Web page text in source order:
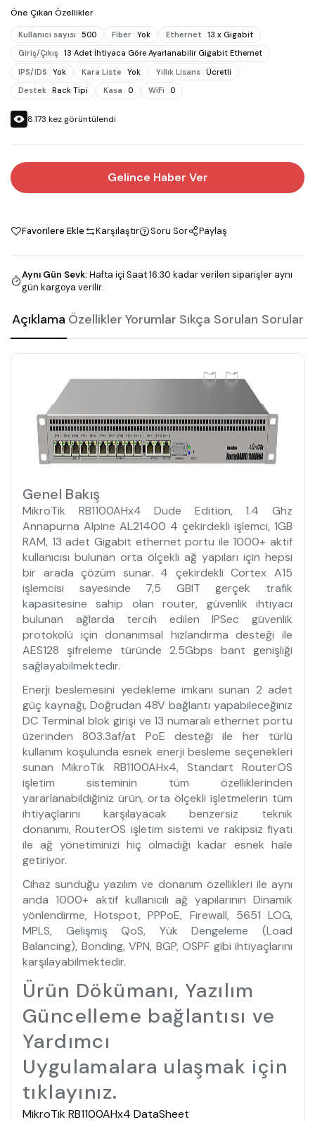
Öne Çıkan Özellikler
Kullanıcı sayısı : 500 Fiber : Yok Ethernet : 13 x Gigabit
Giriş/Çıkış : 13 Adet İhtiyaca Göre Ayarlanabilir Gigabit Ethernet
IPS/IDS : Yok Kara Liste : Yok Yıllık Lisans : Ücretli
Destek : Rack Tipi Kasa : 0 WiFi : 0
8.173 kez görüntülendi
Gelince Haber Ver
Favorilere Ekle Karşılaştır Soru Sor Paylaş
Aynı Gün Sevk:Hafta içi Saat 16:30 kadar verilen siparişler aynı
gün kargoya verilir.
Açıklama Özellikler Yorumlar Sıkça Sorulan Sorular
Genel Bakış
MikroTik RB1100AHx4 Dude Edition, 1.4 Ghz
Annapurna Alpine AL21400 4 çekirdekli işlemci, 1GB
RAM, 13 adet Gigabit ethernet portu ile 1000+ aktif
kullanıcısı bulunan orta ölçekli ağ yapıları için hepsi
bir arada çözüm sunar. 4 çekirdekli Cortex A15
işlemcisi sayesinde 7,5 GBIT gerçek trafik
kapasitesine sahip olan router, güvenlik ihtiyacı
bulunan ağlarda tercih edilen IPSec güvenlik
protokolü için donanımsal hızlandırma desteği ile
AES128 şifreleme türünde 2.5Gbps bant genişliği
sağlayabilmektedir.
Enerji beslemesini yedekleme imkanı sunan 2 adet
güç kaynağı, Doğrudan 48V bağlantı yapabileceğiniz
DC Terminal blok girişi ve 13 numaralı ethernet portu
üzerinden 803.3af/at PoE desteği ile her türlü
kullanım koşulunda esnek enerji besleme seçenekleri
sunan MikroTik RB1100AHx4, Standart RouterOS
işletim sisteminin tüm özelliklerinden
yararlanabildiğiniz ürün, orta ölçekli işletmelerin tüm
ihtiyaçlarını karşılayacak benzersiz teknik
donanımı, RouterOS işletim sistemi ve rakipsiz fiyatı
ile ağ yönetiminizi hiç olmadığı kadar esnek hale
getiriyor.
Cihaz sunduğu yazılım ve donanım özellikleri ile aynı
anda 1000+ aktif kullanıcılı ağ yapılarının Dinamik
yönlendirme, Hotspot, PPPoE, Firewall, 5651 LOG,
MPLS, Gelişmiş QoS, Yük Dengeleme (Load
Balancing), Bonding, VPN, BGP, OSPF gibi ihtiyaçlarını
karşılayabilmektedir.
Ürün Dökümanı, Yazılım
Güncelleme bağlantısı ve
Yardımcı
Uygulamalara ulaşmak için
tıklayınız.
MikroTik RB1100AHx4 DataSheet